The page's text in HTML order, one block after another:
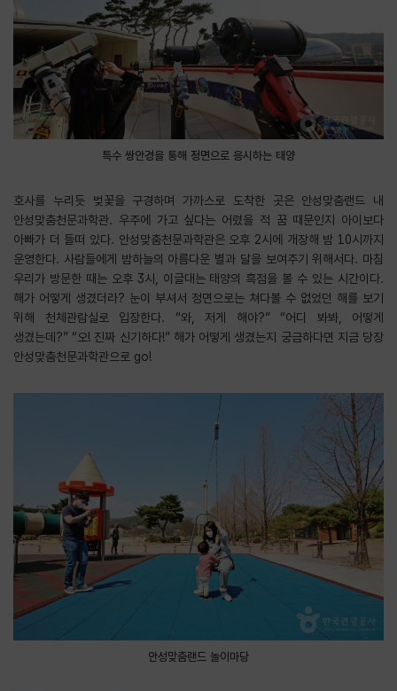
특수 쌍안경을 통해 정면으로 응시하는 태양
호사를 누리듯 벚꽃을 구경하며 가까스로 도착한 곳은 안성맞춤랜드 내
안성맞춤천문과학관. 우주에 가고 싶다는 어렸을 적 꿈 때문인지 아이보다
아빠가 더 들떠 있다. 안성맞춤천문과학관은 오후 2시에 개장해 밤 10시까지
운영한다. 사람들에게 밤하늘의 아름다운 별과 달을 보여주기 위해서다. 마침
우리가 방문한 때는 오후 3시, 이글대는 태양의 흑점을 볼 수 있는 시간이다.
해가 어떻게 생겼더라? 눈이 부셔서 정면으로는 쳐다볼 수 없었던 해를 보기
위해 천체관람실로 입장한다. “와, 저게 해야?” “어디 봐봐, 어떻게
생겼는데?” “오! 진짜 신기하다!” 해가 어떻게 생겼는지 궁금하다면 지금 당장
안성맞춤천문과학관으로 go!
안성맞춤랜드 놀이마당